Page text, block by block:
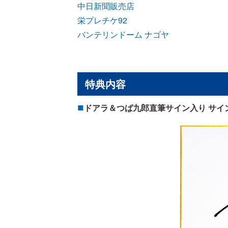
中日新聞販売店
栄プレチケ92
バンテリンドーム ナゴヤ
特典内容
ドアラ＆つば九郎直筆サイン入り サイ